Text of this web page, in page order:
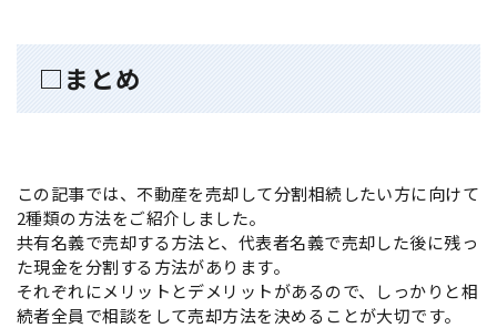
□まとめ
この記事では、不動産を売却して分割相続したい方に向けて
2種類の方法をご紹介しました。
共有名義で売却する方法と、代表者名義で売却した後に残っ
た現金を分割する方法があります。
それぞれにメリットとデメリットがあるので、しっかりと相
続者全員で相談をして売却方法を決めることが大切です。